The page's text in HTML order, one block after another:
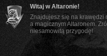
Witaj w Altaronie!
Znajdujesz się na krawędzi
a magicznym Altaronem.
niesamowitą przygodę!